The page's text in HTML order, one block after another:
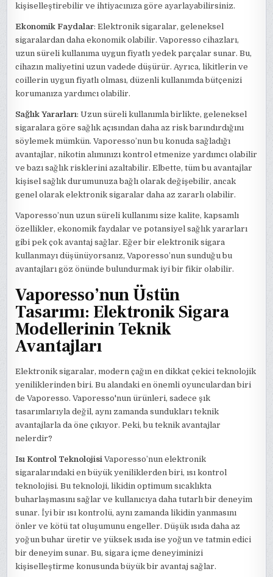
kişiselleştirebilir ve ihtiyacınıza göre ayarlayabilirsiniz.
Ekonomik Faydalar: Elektronik sigaralar, geleneksel
sigaralardan daha ekonomik olabilir. Vaporesso cihazları,
uzun süreli kullanıma uygun fiyatlı yedek parçalar sunar. Bu,
cihazın maliyetini uzun vadede düşürür. Ayrıca, likitlerin ve
coillerin uygun fiyatlı olması, düzenli kullanımda bütçenizi
korumanıza yardımcı olabilir.
Sağlık Yararları: Uzun süreli kullanımla birlikte, geleneksel
sigaralara göre sağlık açısından daha az risk barındırdığını
söylemek mümkün. Vaporesso’nun bu konuda sağladığı
avantajlar, nikotin alımınızı kontrol etmenize yardımcı olabilir
ve bazı sağlık risklerini azaltabilir. Elbette, tüm bu avantajlar
kişisel sağlık durumunuza bağlı olarak değişebilir, ancak
genel olarak elektronik sigaralar daha az zararlı olabilir.
Vaporesso’nun uzun süreli kullanımı size kalite, kapsamlı
özellikler, ekonomik faydalar ve potansiyel sağlık yararları
gibi pek çok avantaj sağlar. Eğer bir elektronik sigara
kullanmayı düşünüyorsanız, Vaporesso’nun sunduğu bu
avantajları göz önünde bulundurmak iyi bir fikir olabilir.
Vaporesso’nun Üstün
Tasarımı: Elektronik Sigara
Modellerinin Teknik
Avantajları
Elektronik sigaralar, modern çağın en dikkat çekici teknolojik
yeniliklerinden biri. Bu alandaki en önemli oyunculardan biri
de Vaporesso. Vaporesso'nun ürünleri, sadece şık
tasarımlarıyla değil, aynı zamanda sundukları teknik
avantajlarla da öne çıkıyor. Peki, bu teknik avantajlar
nelerdir?
Isı Kontrol Teknolojisi Vaporesso’nun elektronik
sigaralarındaki en büyük yeniliklerden biri, ısı kontrol
teknolojisi. Bu teknoloji, likidin optimum sıcaklıkta
buharlaşmasını sağlar ve kullanıcıya daha tutarlı bir deneyim
sunar. İyi bir ısı kontrolü, aynı zamanda likidin yanmasını
önler ve kötü tat oluşumunu engeller. Düşük ısıda daha az
yoğun buhar üretir ve yüksek ısıda ise yoğun ve tatmin edici
bir deneyim sunar. Bu, sigara içme deneyiminizi
kişiselleştirme konusunda büyük bir avantaj sağlar.